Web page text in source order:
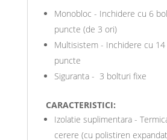
Monobloc - Inchidere cu 6
puncte (de 3 ori)
Multisistem - Inchidere cu
puncte
Siguranta - 3 bolturi fixe
CARACTERISTICI:
Izolatie suplimentara -
cerere (cu polistiren